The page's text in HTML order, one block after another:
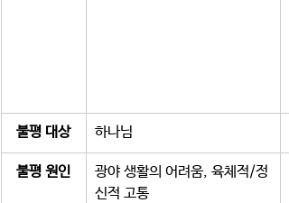
불평 대상 하나님
불평 원인
광야 생활의 어려움, 육체적/정
신적 고통